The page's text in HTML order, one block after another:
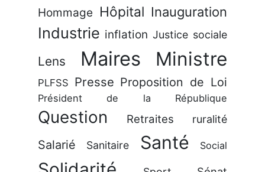
Hommage Hôpital Inauguration
Industrie inflation Justice sociale
Lens Maires Ministre
PLFSS Presse Proposition de Loi
Président de la République
Question Retraites ruralité
Salarié Sanitaire Santé Social